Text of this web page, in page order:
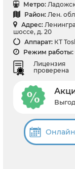
Метро:
Район: Лен.
Адрес:
шоссе, д. 20
Аппарат: КТ
Режим работы:
Лицензия
проверена